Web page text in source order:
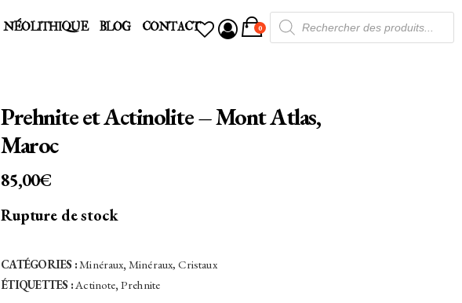
NÉOLITHIQUE BLOG CONTACT 0
Recherche
de
produits
Prehnite et Actinolite – Mont Atlas,
Maroc
85,00€
Rupture de stock
CATÉGORIES :Minéraux, Minéraux, Cristaux
ÉTIQUETTES :Actinote, Prehnite